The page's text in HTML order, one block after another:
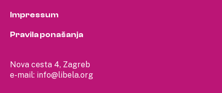
Nova cesta 4, Zagreb
e-mail: info@libela.org
Impressum
Pravila ponašanja